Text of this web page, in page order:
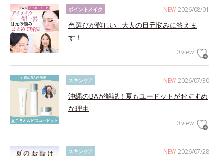
NEW 2026/08/01
ポイントメイク
色選びが難しい…大人の目元悩みに答えま
す！
0 view
NEW 2026/07/30
スキンケア
沖縄のBAが解説！夏もユードットがおすすめ
な理由
0 view
NEW 2026/07/28
スキンケア